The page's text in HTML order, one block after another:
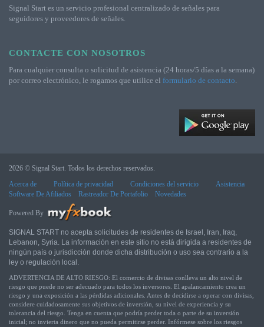
Signal Start es un servicio profesional centralizado de señales para
seguidores y proveedores de señales.
CONTACTE CON NOSOTROS
Para cualquier consulta o solicitud de asistencia (24 horas/5 días a la semana)
por correo electrónico, le rogamos que utilice el formulario de contacto.
2026 © Signal Start. Todos los derechos reservados.
Acerca de
Política de privacidad Condiciones del servicio
Asistencia
Software De Afiliados
Rastreador De Portafolio Novedades
Powered By
SIGNAL START no acepta solicitudes de residentes de Israel, Iran, Iraq,
Lebanon, Syria. La información en este sitio no está dirigida a residentes de
ningún país o jurisdicción donde dicha distribución o uso sea contrario a la
ley o regulación local.
ADVERTENCIA DE ALTO RIESGO: El comercio de divisas conlleva un alto nivel de
riesgo que puede no ser adecuado para todos los inversores. El apalancamiento crea un
riesgo y una exposición a las pérdidas adicionales. Antes de decidirse a operar con divisas,
considere cuidadosamente sus objetivos de inversión, su nivel de experiencia y su
tolerancia del riesgo. Tenga en cuenta que podría perder toda o parte de su inversión
inicial; no invierta dinero que no pueda permitirse perder. Infórmese sobre los riesgos